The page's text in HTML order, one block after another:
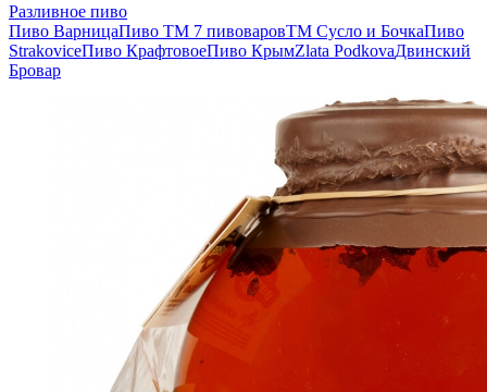
Разливное пиво
Пиво ВарницаПиво ТМ 7 пивоваровТМ Сусло и БочкаПиво
StrakoviceПиво КрафтовоеПиво КрымZlata PodkovaДвинский
Бровар